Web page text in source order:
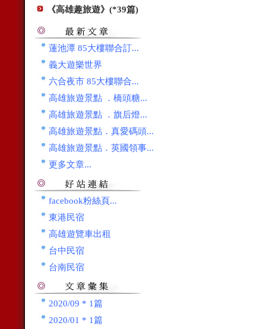
《高雄趣旅遊》(*39篇)
蓮池潭 85大樓聯合訂...
義大遊樂世界
六合夜市 85大樓聯合...
高雄旅遊景點 ．橋頭糖...
高雄旅遊景點 ．旗后燈...
高雄旅遊景點．真愛碼頭...
高雄旅遊景點．英國領事...
更多文章...
facebook粉絲頁...
東港民宿
高雄遊覽車出租
台中民宿
台南民宿
2020/09 * 1篇
2020/01 * 1篇